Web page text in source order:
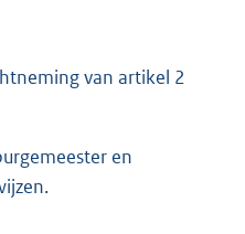
van artikel 2
en